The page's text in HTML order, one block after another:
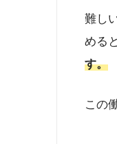
難し
める
す。
この